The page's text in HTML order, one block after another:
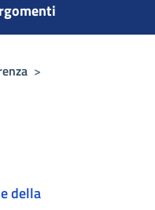
>
della